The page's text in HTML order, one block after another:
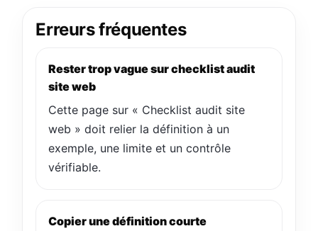
Erreurs fréquentes
Rester trop vague sur checklist audit
site web
Cette page sur « Checklist audit site
web » doit relier la définition à un
exemple, une limite et un contrôle
vérifiable.
Copier une définition courte